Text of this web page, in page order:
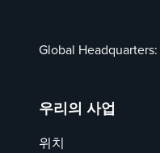
Global Headquarters:
우리의 사업
위치